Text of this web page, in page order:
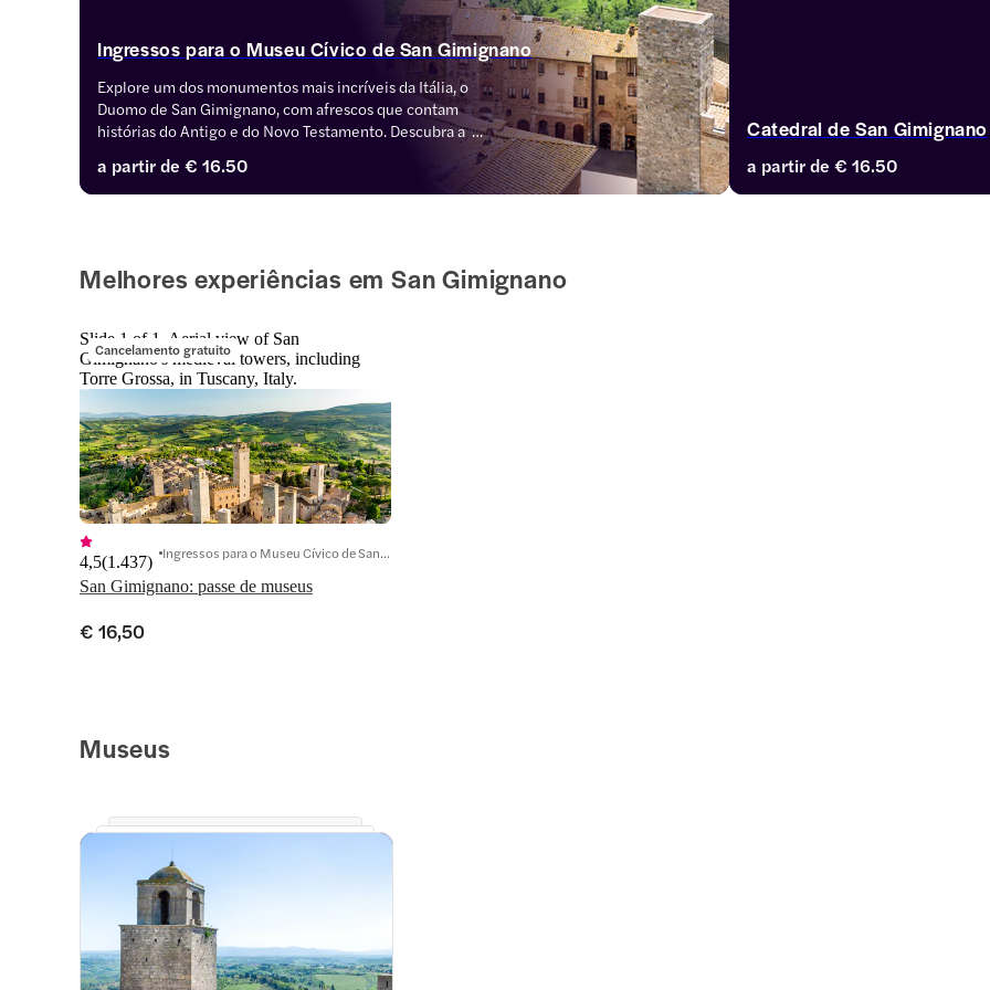
Ingressos para o Museu Cívico de San Gimignano
Explore um dos monumentos mais incríveis da Itália, o
Duomo de San Gimignano, com afrescos que contam
histórias do Antigo e do Novo Testamento. Descubra a
pintadas por Domenico Ghirlandaio, retratando a vida de
Fina, uma das santas padroeiras.
a partir de € 16.50
Catedral de San Gimignano
a partir de € 16.50
Melhores experiências em San Gimignano
Cancelamento gratuito
Slide 1 of 1, Aerial view of San
Gimignano's medieval towers, including
Torre Grossa, in Tuscany, Italy.
San Gimignano: passe de museus
4,5(1.437) Ingressos para o Museu Cívico de San Gimignano
€ 16,50
Museus